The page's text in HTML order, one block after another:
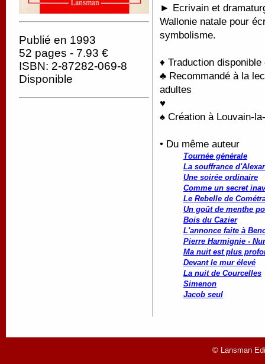
Publié en 1993
52 pages - 7.93 €
ISBN: 2-87282-069-8
Disponible
► Ecrivain et
Wallonie natale pour
symbolisme.
♦ Traduction
♣ Recommandé à la
adultes
♥
♠ Création à Louvain-
• Du même auteur
Tournée générale
La souffrance
Une soirée ordinaire
Comme un secret
Le Rebelle de
Un goût de menthe
Bois du Cazier
L'annonce faite à
Pierre Harmignie -
Ma nuit est plus
Devant le mur élevé
La nuit de Courcelles
Simenon
Jacob seul
© Lansman